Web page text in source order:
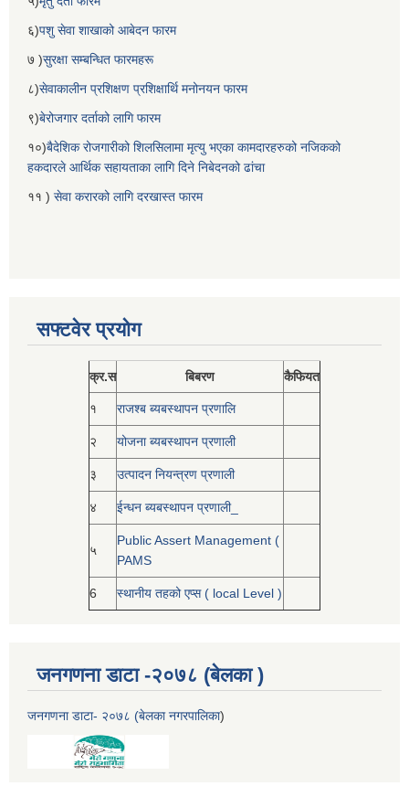
६)पशु सेवा शाखाको आबेदन फारम
७ )सुरक्षा सम्बन्धित फारमहरू
८)सेवाकालीन प्रशिक्षण प्रशिक्षार्थि मनोनयन फारम
९)बेरोजगार दर्ताको लागि फारम
१०)बैदेशिक रोजगारीको शिलसिलामा मृत्यु भएका कामदारहरुको नजिकको
हकदारले आर्थिक सहायताका लागि दिने निबेदनको ढांचा
११ ) सेवा करारको लागि दरखास्त फारम
सफ्टवेर प्रयोग
क्र.स बिबरण कैफियत
१ राजश्ब ब्यबस्थापन प्रणालि
२ योजना ब्यबस्थापन प्रणाली
३ उत्पादन नियन्त्रण प्रणाली
४ ईन्धन ब्यबस्थापन प्रणाली_
५
Public Assert Management (
PAMS
6 स्थानीय तहको एप्स ( local Level )
जनगणना डाटा -२०७८ (बेलका )
जनगणना डाटा- २०७८ (बेलका नगरपालिका)